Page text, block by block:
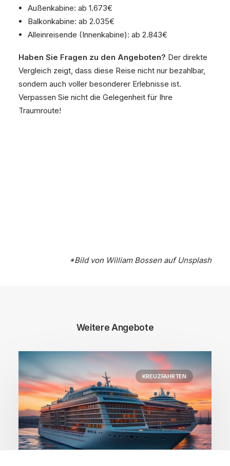
Außenkabine: ab 1.673€
Balkonkabine: ab 2.035€
Alleinreisende (Innenkabine): ab 2.843€
Haben Sie Fragen zu den Angeboten? Der direkte
Vergleich zeigt, dass diese Reise nicht nur bezahlbar,
sondern auch voller besonderer Erlebnisse ist.
Verpassen Sie nicht die Gelegenheit für Ihre
Traumroute!
*Bild von William Bossenauf Unsplash
Weitere Angebote
KREUZFAHRTEN